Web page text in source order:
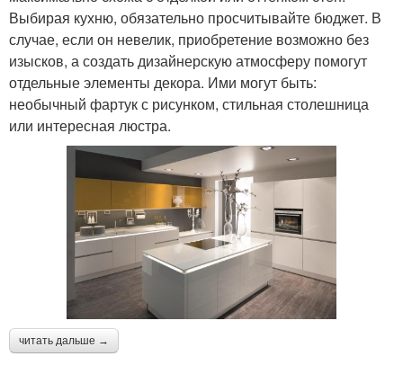
Выбирая кухню, обязательно просчитывайте бюджет. В
случае, если он невелик, приобретение возможно без
изысков, а создать дизайнерскую атмосферу помогут
отдельные элементы декора. Ими могут быть:
необычный фартук с рисунком, стильная столешница
или интересная люстра.
читать дальше →